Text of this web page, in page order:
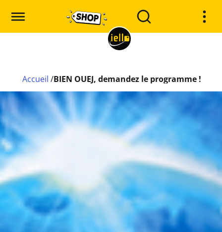
Accueil /BIEN OUEJ, demandez le programme !